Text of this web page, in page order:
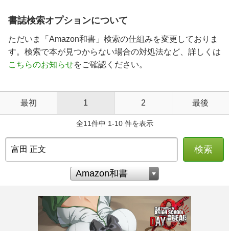
書誌検索オプションについて
ただいま「Amazon和書」検索の仕組みを変更しておりま
す。検索で本が見つからない場合の対処法など、詳しくは
こちらのお知らせをご確認ください。
最初 1 2 最後
全11件中 1-10 件を表示
検索